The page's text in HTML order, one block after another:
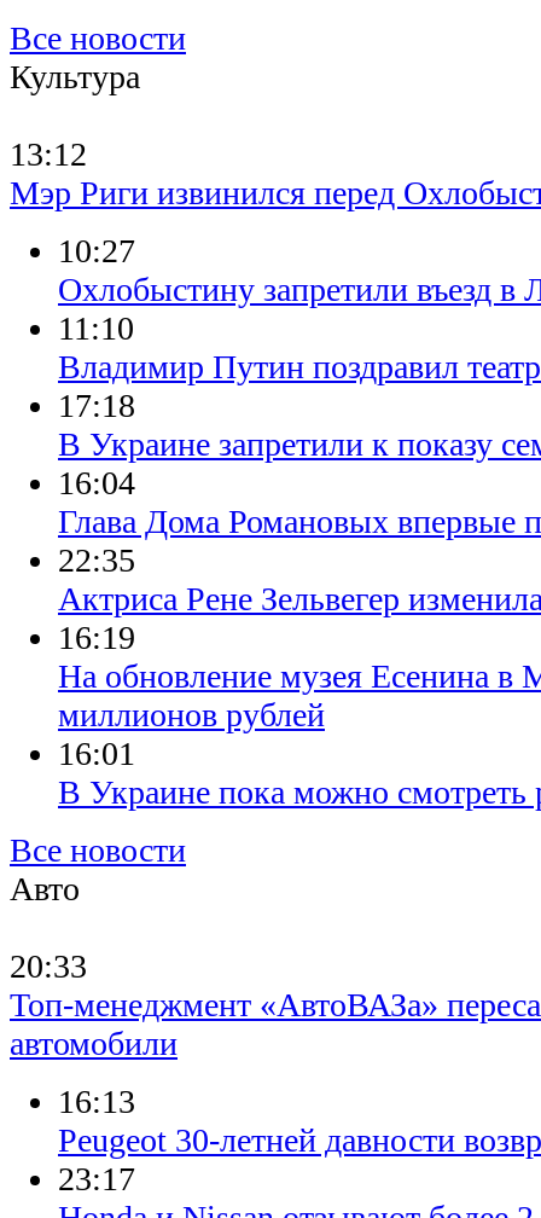
Все новости
Культура
13:12
Мэр Риги извинился перед
10:27
Охлобыстину запретили въезд в
11:10
Владимир Путин поздравил
17:18
В Украине запретили к показу
16:04
Глава Дома Романовых впервые
22:35
Актриса Рене Зельвегер
16:19
На обновление музея Есенина в
миллионов рублей
16:01
В Украине пока можно смотреть
Все новости
Авто
20:33
Топ-менеджмент «АвтоВАЗа»
автомобили
16:13
Peugeot 30-летней давности
23:17